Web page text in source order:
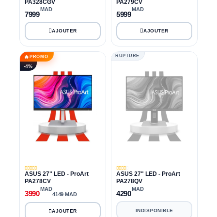
PA328CGV
7999
MAD
PA279CV
5999
MAD
🔥 PROMO
-4%
ASUS 27" LED - ProArt
PA278CV
3990
MAD
4149 MAD
RUPTURE
ASUS 27" LED - ProArt
PA278QV
4290
MAD
INDISPONIBLE